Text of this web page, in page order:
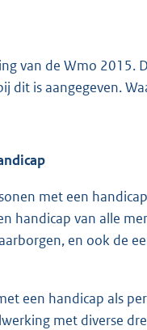
van de Wmo 2015.
is aangegeven.
met een
handicap van alle
en ook de
een handicap als
met diverse